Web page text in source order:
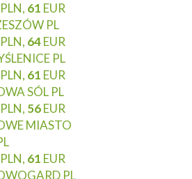
PLN, 61 EUR
PL
PLN, 64EUR
PL
PLN, 61 EUR
SÓL PL
PLN, 56EUR
MIASTO
PLN, 61 EUR
PL